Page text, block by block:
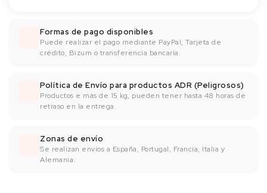
Formas de pago disponibles
Puede realizar el pago mediante PayPal, Tarjeta de
crédito, Bizum o transferencia bancaría.
Política de Envío para productos ADR (Peligrosos)
Productos e más de 15 kg, pueden tener hasta 48 horas de
retraso en la entrega.
Zonas de envío
Se realizan envíos a España, Portugal, Francia, Italia y
Alemania.